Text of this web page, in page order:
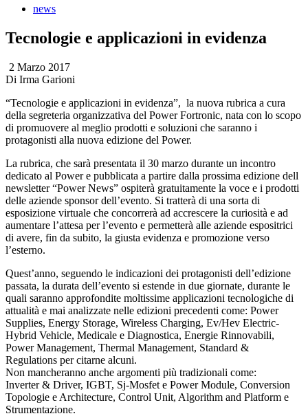
news
Tecnologie e applicazioni in evidenza
2 Marzo 2017
Di Irma Garioni
“Tecnologie e applicazioni in evidenza”, la nuova rubrica a cura
della segreteria organizzativa del Power Fortronic, nata con lo scopo
di promuovere al meglio prodotti e soluzioni che saranno i
protagonisti alla nuova edizione del Power.
La rubrica, che sarà presentata il 30 marzo durante un incontro
dedicato al Power e pubblicata a partire dalla prossima edizione dell
newsletter “Power News” ospiterà gratuitamente la voce e i prodotti
delle aziende sponsor dell’evento. Si tratterà di una sorta di
esposizione virtuale che concorrerà ad accrescere la curiosità e ad
aumentare l’attesa per l’evento e permetterà alle aziende espositrici
di avere, fin da subito, la giusta evidenza e promozione verso
l’esterno.
Quest’anno, seguendo le indicazioni dei protagonisti dell’edizione
passata, la durata dell’evento si estende in due giornate, durante le
quali saranno approfondite moltissime applicazioni tecnologiche di
attualità e mai analizzate nelle edizioni precedenti come: Power
Supplies, Energy Storage, Wireless Charging, Ev/Hev Electric-
Hybrid Vehicle, Medicale e Diagnostica, Energie Rinnovabili,
Power Management, Thermal Management, Standard &
Regulations per citarne alcuni.
Non mancheranno anche argomenti più tradizionali come:
Inverter & Driver, IGBT, Sj-Mosfet e Power Module, Conversion
Topologie e Architecture, Control Unit, Algorithm and Platform e
Strumentazione.